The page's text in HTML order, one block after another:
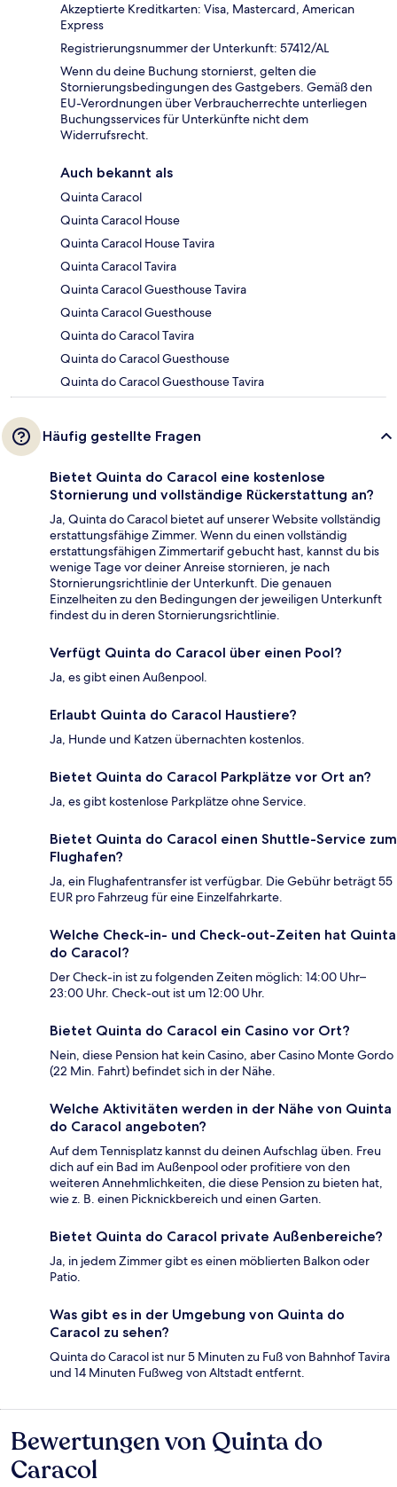
Akzeptierte Kreditkarten: Visa, Mastercard, American
Express
Registrierungsnummer der Unterkunft: 57412/AL
Wenn du deine Buchung stornierst, gelten die
Stornierungsbedingungen des Gastgebers. Gemäß den
EU-Verordnungen über Verbraucherrechte unterliegen
Buchungsservices für Unterkünfte nicht dem
Widerrufsrecht.
Auch bekannt als
Quinta Caracol
Quinta Caracol House
Quinta Caracol House Tavira
Quinta Caracol Tavira
Quinta Caracol Guesthouse Tavira
Quinta Caracol Guesthouse
Quinta do Caracol Tavira
Quinta do Caracol Guesthouse
Quinta do Caracol Guesthouse Tavira
Häufig gestellte Fragen
Bietet Quinta do Caracol eine kostenlose
Stornierung und vollständige Rückerstattung an?
Ja, Quinta do Caracol bietet auf unserer Website vollständig
erstattungsfähige Zimmer. Wenn du einen vollständig
erstattungsfähigen Zimmertarif gebucht hast, kannst du bis
wenige Tage vor deiner Anreise stornieren, je nach
Stornierungsrichtlinie der Unterkunft. Die genauen
Einzelheiten zu den Bedingungen der jeweiligen Unterkunft
findest du in deren Stornierungsrichtlinie.
Verfügt Quinta do Caracol über einen Pool?
Ja, es gibt einen Außenpool.
Erlaubt Quinta do Caracol Haustiere?
Ja, Hunde und Katzen übernachten kostenlos.
Bietet Quinta do Caracol Parkplätze vor Ort an?
Ja, es gibt kostenlose Parkplätze ohne Service.
Bietet Quinta do Caracol einen Shuttle-Service zum
Flughafen?
Ja, ein Flughafentransfer ist verfügbar. Die Gebühr beträgt 55
EUR pro Fahrzeug für eine Einzelfahrkarte.
Welche Check-in- und Check-out-Zeiten hat Quinta
do Caracol?
Der Check-in ist zu folgenden Zeiten möglich: 14:00 Uhr–
23:00 Uhr. Check-out ist um 12:00 Uhr.
Bietet Quinta do Caracol ein Casino vor Ort?
Nein, diese Pension hat kein Casino, aber Casino Monte Gordo
(22 Min. Fahrt) befindet sich in der Nähe.
Welche Aktivitäten werden in der Nähe von Quinta
do Caracol angeboten?
Auf dem Tennisplatz kannst du deinen Aufschlag üben. Freu
dich auf ein Bad im Außenpool oder profitiere von den
weiteren Annehmlichkeiten, die diese Pension zu bieten hat,
wie z. B. einen Picknickbereich und einen Garten.
Bietet Quinta do Caracol private Außenbereiche?
Ja, in jedem Zimmer gibt es einen möblierten Balkon oder
Patio.
Was gibt es in der Umgebung von Quinta do
Caracol zu sehen?
Quinta do Caracol ist nur 5 Minuten zu Fuß von Bahnhof Tavira
und 14 Minuten Fußweg von Altstadt entfernt.
Bewertungen
Bewertungen von Quinta do
Caracol